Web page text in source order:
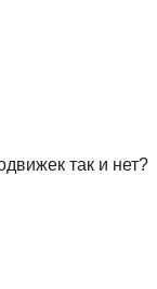
так и нет?